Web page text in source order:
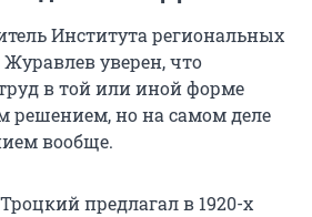
Института региональных
уверен, что
в той или иной форме
решением, но на самом деле
вообще.
предлагал в 1920-х